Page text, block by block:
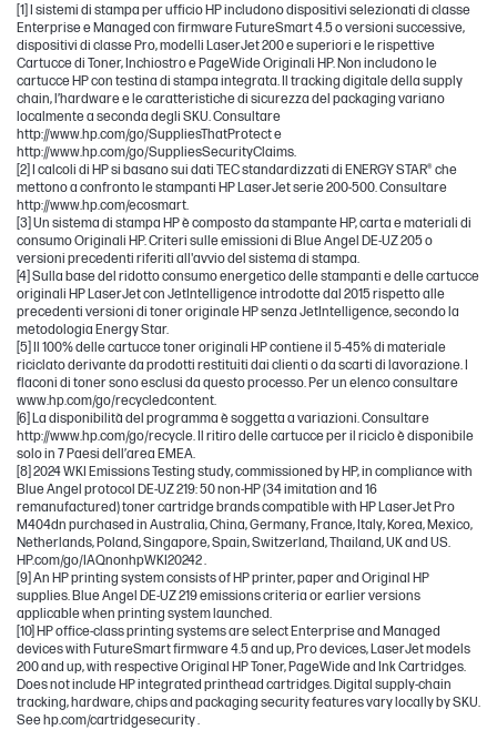
[1] I sistemi di stampa per ufficio HP includono dispositivi selezionati di classe
Enterprise e Managed con firmware FutureSmart 4.5 o versioni successive,
dispositivi di classe Pro, modelli LaserJet 200 e superiori e le rispettive
Cartucce di Toner, Inchiostro e PageWide Originali HP. Non includono le
cartucce HP con testina di stampa integrata. Il tracking digitale della supply
chain, l’hardware e le caratteristiche di sicurezza del packaging variano
localmente a seconda degli SKU. Consultare
http://www.hp.com/go/SuppliesThatProtect e
http://www.hp.com/go/SuppliesSecurityClaims.
[2] I calcoli di HP si basano sui dati TEC standardizzati di ENERGY STAR® che
mettono a confronto le stampanti HP LaserJet serie 200-500. Consultare
http://www.hp.com/ecosmart.
[3] Un sistema di stampa HP è composto da stampante HP, carta e materiali di
consumo Originali HP. Criteri sulle emissioni di Blue Angel DE-UZ 205 o
versioni precedenti riferiti all'avvio del sistema di stampa.
[4] Sulla base del ridotto consumo energetico delle stampanti e delle cartucce
originali HP LaserJet con JetIntelligence introdotte dal 2015 rispetto alle
precedenti versioni di toner originale HP senza JetIntelligence, secondo la
metodologia Energy Star.
[5] Il 100% delle cartucce toner originali HP contiene il 5-45% di materiale
riciclato derivante da prodotti restituiti dai clienti o da scarti di lavorazione. I
flaconi di toner sono esclusi da questo processo. Per un elenco consultare
www.hp.com/go/recycledcontent.
[6] La disponibilità del programma è soggetta a variazioni. Consultare
http://www.hp.com/go/recycle. Il ritiro delle cartucce per il riciclo è disponibile
solo in 7 Paesi dell’area EMEA.
[8] 2024 WKI Emissions Testing study, commissioned by HP, in compliance with
Blue Angel protocol DE-UZ 219: 50 non-HP (34 imitation and 16
remanufactured) toner cartridge brands compatible with HP LaserJet Pro
M404dn purchased in Australia, China, Germany, France, Italy, Korea, Mexico,
Netherlands, Poland, Singapore, Spain, Switzerland, Thailand, UK and US.
HP.com/go/IAQnonhpWKI20242 .
[9] An HP printing system consists of HP printer, paper and Original HP
supplies. Blue Angel DE-UZ 219 emissions criteria or earlier versions
applicable when printing system launched.
[10] HP office-class printing systems are select Enterprise and Managed
devices with FutureSmart firmware 4.5 and up, Pro devices, LaserJet models
200 and up, with respective Original HP Toner, PageWide and Ink Cartridges.
Does not include HP integrated printhead cartridges. Digital supply-chain
tracking, hardware, chips and packaging security features vary locally by SKU.
See hp.com/cartridgesecurity .